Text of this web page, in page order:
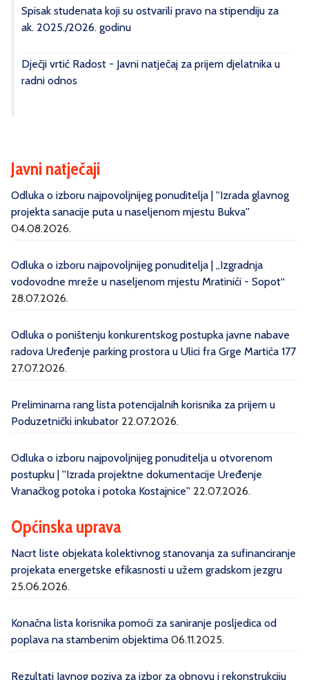
Spisak studenata koji su ostvarili pravo na stipendiju za
ak. 2025./2026. godinu
Dječji vrtić Radost - Javni natječaj za prijem djelatnika u
radni odnos
Javni natječaji
Odluka o izboru najpovoljnijeg ponuditelja | ''Izrada glavnog
projekta sanacije puta u naseljenom mjestu Bukva''
04.08.2026.
Odluka o izboru najpovoljnijeg ponuditelja | „Izgradnja
vodovodne mreže u naseljenom mjestu Mratinići - Sopot“
28.07.2026.
Odluka o poništenju konkurentskog postupka javne nabave
radova Uređenje parking prostora u Ulici fra Grge Martića 177
27.07.2026.
Preliminarna rang lista potencijalnih korisnika za prijem u
Poduzetnički inkubator 22.07.2026.
Odluka o izboru najpovoljnijeg ponuditelja u otvorenom
postupku | ''Izrada projektne dokumentacije Uređenje
Vranačkog potoka i potoka Kostajnice'' 22.07.2026.
Općinska uprava
Nacrt liste objekata kolektivnog stanovanja za sufinanciranje
projekata energetske efikasnosti u užem gradskom jezgru
25.06.2026.
Konačna lista korisnika pomoći za saniranje posljedica od
poplava na stambenim objektima 06.11.2025.
Rezultati Javnog poziva za izbor za obnovu i rekonstrukciju